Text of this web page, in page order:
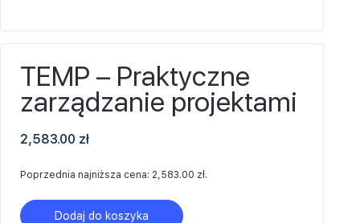
TEMP – Praktyczne
zarządzanie projektami
2,583.00 zł
Poprzednia najniższa cena: 2,583.00 zł.
Dodaj do koszyka